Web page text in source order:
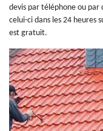
devis par téléphone ou
celui-ci dans les 24 heures
est gratuit.